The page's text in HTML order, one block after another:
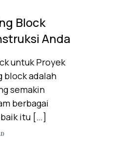
Block
Anda
untuk Proyek
block adalah
semakin
berbagai
itu […]